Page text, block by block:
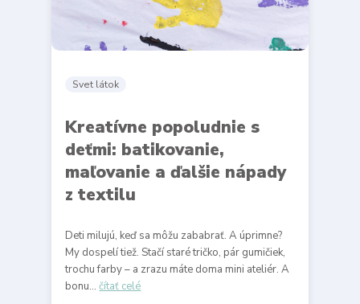
Svet látok
Kreatívne popoludnie s
deťmi: batikovanie,
maľovanie a ďalšie nápady
z textilu
Deti milujú, keď sa môžu zababrať. A úprimne?
My dospelí tiež. Stačí staré tričko, pár gumičiek,
trochu farby – a zrazu máte doma mini ateliér. A
bonu...čítať celé